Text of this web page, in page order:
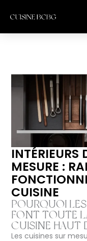
INTÉRIEURS
MESURE :
CUISINE
POURQUOI
FONT TOUTE
CUISINE HAUT
Les cuisines sur